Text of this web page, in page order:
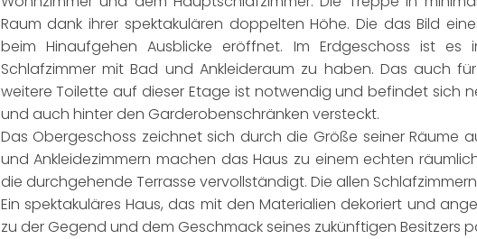
Raum dank ihrer spektakulären doppelten Höhe. Die das Bild
beim Hinaufgehen Ausblicke eröffnet. Im Erdgeschoss ist es
Schlafzimmer mit Bad und Ankleideraum zu haben. Das auch
weitere Toilette auf dieser Etage ist notwendig und befindet sich
und auch hinter den Garderobenschränken versteckt.
Das Obergeschoss zeichnet sich durch die Größe seiner Räume
und Ankleidezimmern machen das Haus zu einem echten
die durchgehende Terrasse vervollständigt. Die allen
Ein spektakuläres Haus, das mit den Materialien dekoriert und
zu der Gegend und dem Geschmack seines zukünftigen Besitzers